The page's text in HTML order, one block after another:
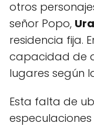
otros
señor Popo,
residencia fija.
capacidad de
lugares según
Esta falta de